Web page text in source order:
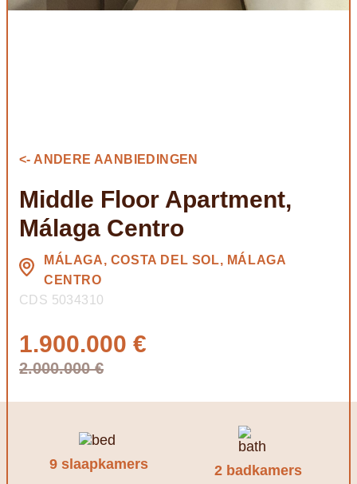
<- ANDERE AANBIEDINGEN
Middle Floor Apartment,
Málaga Centro
MÁLAGA, COSTA DEL SOL, MÁLAGA
CENTRO
CDS 5034310
1.900.000 €
2.000.000 €
9 slaapkamers 2 badkamers